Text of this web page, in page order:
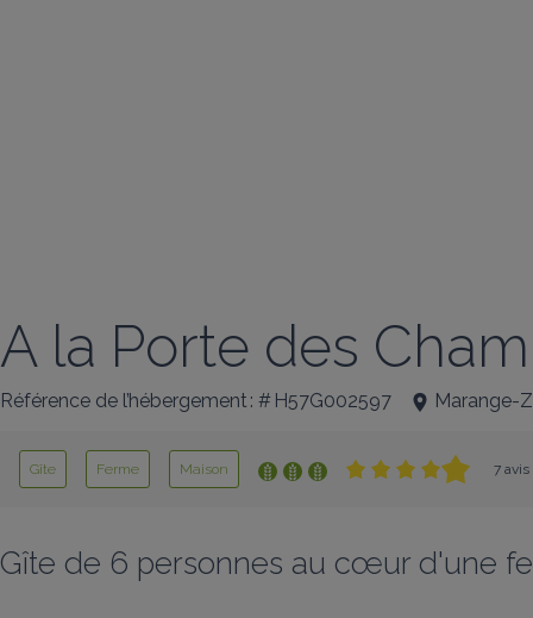
A la Porte des
Référence de l’hébergement : # H57G002597 Marange-
Gîte Ferme Maison 7
Gîte de 6 personnes au cœur d'une